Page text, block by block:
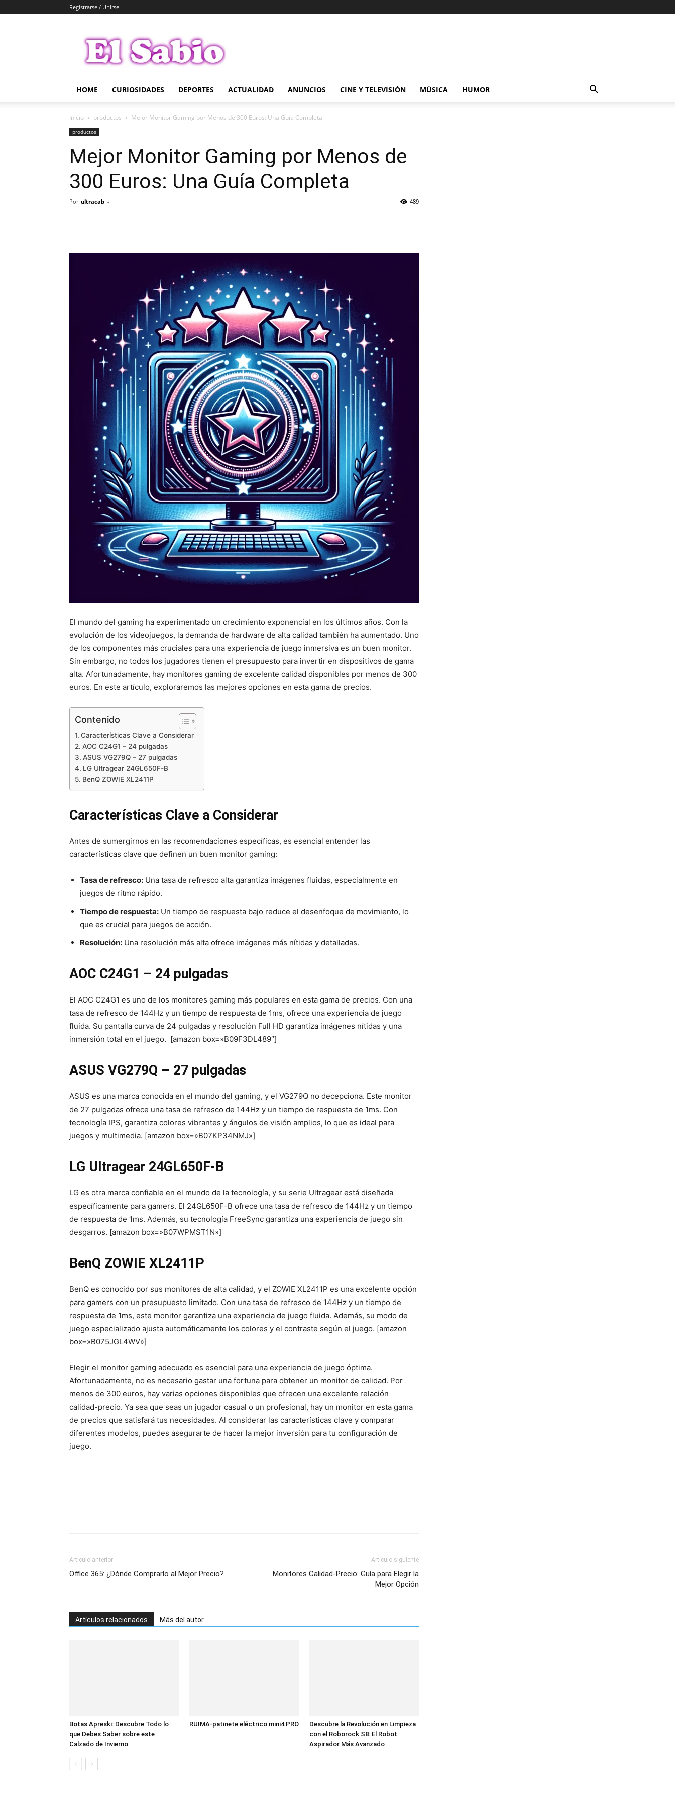
Registrarse / Unirse
Sabio
HOME CURIOSIDADES DEPORTES ACTUALIDAD ANUNCIOS CINE Y TELEVISIÓN MÚSICA HUMOR
Inicio productos Mejor Monitor Gaming por Menos de 300 Euros: Una Guía Completa
productos
Mejor Monitor Gaming por Menos de
300 Euros: Una Guía Completa
Por ultracab - 489
El mundo del gaming ha experimentado un crecimiento exponencial en los últimos años. Con la
evolución de los videojuegos, la demanda de hardware de alta calidad también ha aumentado. Uno
de los componentes más cruciales para una experiencia de juego inmersiva es un buen monitor.
Sin embargo, no todos los jugadores tienen el presupuesto para invertir en dispositivos de gama
alta. Afortunadamente, hay monitores gaming de excelente calidad disponibles por menos de 300
euros. En este artículo, exploraremos las mejores opciones en esta gama de precios.
Contenido
Características Clave a Considerar
AOC C24G1 – 24 pulgadas
ASUS VG279Q – 27 pulgadas
LG Ultragear 24GL650F-B
BenQ ZOWIE XL2411P
Características Clave a Considerar
Antes de sumergirnos en las recomendaciones específicas, es esencial entender las
características clave que definen un buen monitor gaming:
Tasa de refresco: Una tasa de refresco alta garantiza imágenes fluidas, especialmente en
juegos de ritmo rápido.
Tiempo de respuesta: Un tiempo de respuesta bajo reduce el desenfoque de movimiento, lo
que es crucial para juegos de acción.
Resolución: Una resolución más alta ofrece imágenes más nítidas y detalladas.
AOC C24G1 – 24 pulgadas
El AOC C24G1 es uno de los monitores gaming más populares en esta gama de precios. Con una
tasa de refresco de 144Hz y un tiempo de respuesta de 1ms, ofrece una experiencia de juego
fluida. Su pantalla curva de 24 pulgadas y resolución Full HD garantiza imágenes nítidas y una
inmersión total en el juego. [amazon box=»B09F3DL489″]
ASUS VG279Q – 27 pulgadas
ASUS es una marca conocida en el mundo del gaming, y el VG279Q no decepciona. Este monitor
de 27 pulgadas ofrece una tasa de refresco de 144Hz y un tiempo de respuesta de 1ms. Con
tecnología IPS, garantiza colores vibrantes y ángulos de visión amplios, lo que es ideal para
juegos y multimedia. [amazon box=»B07KP34NMJ»]
LG Ultragear 24GL650F-B
LG es otra marca confiable en el mundo de la tecnología, y su serie Ultragear está diseñada
específicamente para gamers. El 24GL650F-B ofrece una tasa de refresco de 144Hz y un tiempo
de respuesta de 1ms. Además, su tecnología FreeSync garantiza una experiencia de juego sin
desgarros. [amazon box=»B07WPMST1N»]
BenQ ZOWIE XL2411P
BenQ es conocido por sus monitores de alta calidad, y el ZOWIE XL2411P es una excelente opción
para gamers con un presupuesto limitado. Con una tasa de refresco de 144Hz y un tiempo de
respuesta de 1ms, este monitor garantiza una experiencia de juego fluida. Además, su modo de
juego especializado ajusta automáticamente los colores y el contraste según el juego. [amazon
box=»B075JGL4WV»]
Elegir el monitor gaming adecuado es esencial para una experiencia de juego óptima.
Afortunadamente, no es necesario gastar una fortuna para obtener un monitor de calidad. Por
menos de 300 euros, hay varias opciones disponibles que ofrecen una excelente relación
calidad-precio. Ya sea que seas un jugador casual o un profesional, hay un monitor en esta gama
de precios que satisfará tus necesidades. Al considerar las características clave y comparar
diferentes modelos, puedes asegurarte de hacer la mejor inversión para tu configuración de
juego.
Artículo anterior
Office 365: ¿Dónde Comprarlo al Mejor Precio?
Artículo siguiente
Monitores Calidad-Precio: Guía para Elegir la
Mejor Opción
Artículos relacionados Más del autor
Botas Apreski: Descubre Todo lo
que Debes Saber sobre este
Calzado de Invierno
RUIMA-patinete eléctrico mini4 PRO
Descubre la Revolución en Limpieza
con el Roborock S8: El Robot
Aspirador Más Avanzado